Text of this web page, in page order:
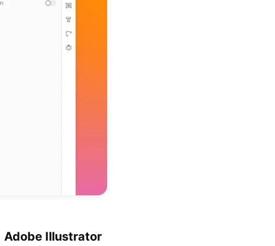
Adobe Illustrator